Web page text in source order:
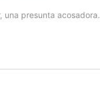
una presunta acosadora.